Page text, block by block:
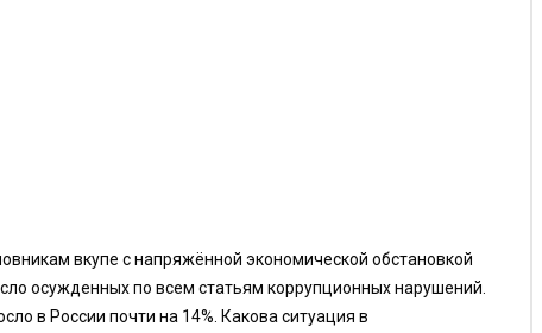
вкупе с напряжённой экономической обстановкой
осужденных по всем статьям коррупционных нарушений.
в России почти на 14%. Какова ситуация в